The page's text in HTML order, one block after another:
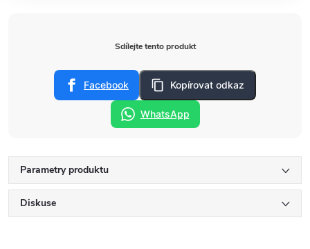
Sdílejte tento produkt
Facebook Kopírovat odkaz
WhatsApp
Parametry produktu
Diskuse